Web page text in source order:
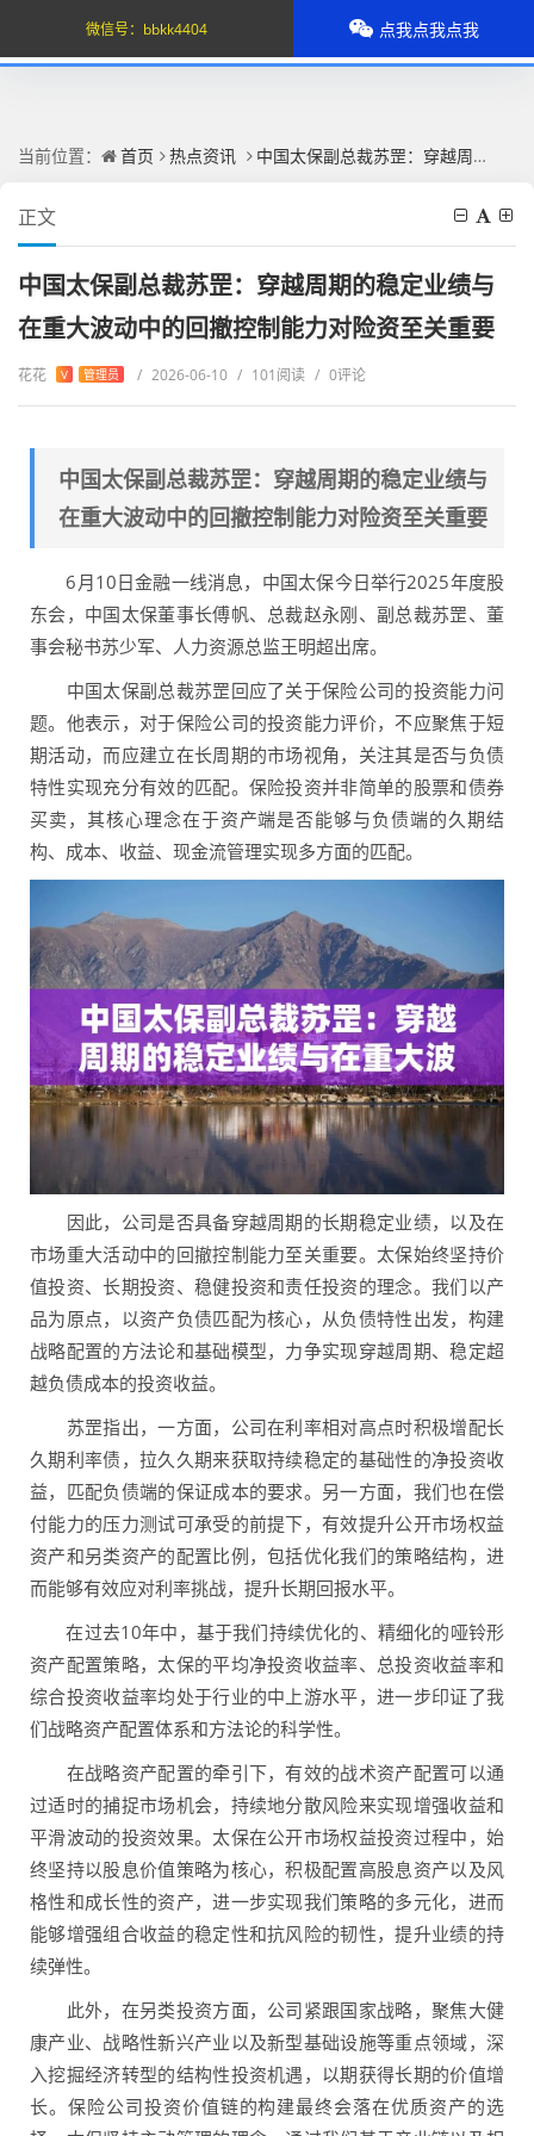
当前位置： 首页 热点资讯 中国太保副总裁苏罡：穿越周期的稳定业绩与在重大波动中的回撤控制能力对险资至关重要
正文
中国太保副总裁苏罡：穿越周期的稳定业绩与
在重大波动中的回撤控制能力对险资至关重要
花花 V 管理员 / 2026-06-10 / 101阅读 / 0评论
中国太保副总裁苏罡：穿越周期的稳定业绩与
在重大波动中的回撤控制能力对险资至关重要
6月10日金融一线消息，中国太保今日举行2025年度股
东会，中国太保董事长傅帆、总裁赵永刚、副总裁苏罡、董
事会秘书苏少军、人力资源总监王明超出席。
中国太保副总裁苏罡回应了关于保险公司的投资能力问
题。他表示，对于保险公司的投资能力评价，不应聚焦于短
期活动，而应建立在长周期的市场视角，关注其是否与负债
特性实现充分有效的匹配。保险投资并非简单的股票和债券
买卖，其核心理念在于资产端是否能够与负债端的久期结
构、成本、收益、现金流管理实现多方面的匹配。
因此，公司是否具备穿越周期的长期稳定业绩，以及在
市场重大活动中的回撤控制能力至关重要。太保始终坚持价
值投资、长期投资、稳健投资和责任投资的理念。我们以产
品为原点，以资产负债匹配为核心，从负债特性出发，构建
战略配置的方法论和基础模型，力争实现穿越周期、稳定超
越负债成本的投资收益。
苏罡指出，一方面，公司在利率相对高点时积极增配长
久期利率债，拉久久期来获取持续稳定的基础性的净投资收
益，匹配负债端的保证成本的要求。另一方面，我们也在偿
付能力的压力测试可承受的前提下，有效提升公开市场权益
资产和另类资产的配置比例，包括优化我们的策略结构，进
而能够有效应对利率挑战，提升长期回报水平。
在过去10年中，基于我们持续优化的、精细化的哑铃形
资产配置策略，太保的平均净投资收益率、总投资收益率和
综合投资收益率均处于行业的中上游水平，进一步印证了我
们战略资产配置体系和方法论的科学性。
在战略资产配置的牵引下，有效的战术资产配置可以通
过适时的捕捉市场机会，持续地分散风险来实现增强收益和
平滑波动的投资效果。太保在公开市场权益投资过程中，始
终坚持以股息价值策略为核心，积极配置高股息资产以及风
格性和成长性的资产，进一步实现我们策略的多元化，进而
能够增强组合收益的稳定性和抗风险的韧性，提升业绩的持
续弹性。
此外，在另类投资方面，公司紧跟国家战略，聚焦大健
康产业、战略性新兴产业以及新型基础设施等重点领域，深
入挖掘经济转型的结构性投资机遇，以期获得长期的价值增
长。保险公司投资价值链的构建最终会落在优质资产的选
微信号： bbkk4404 点我点我点我